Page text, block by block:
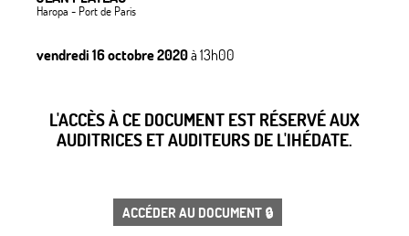
Haropa - Port de Paris
vendredi 16 octobre 2020à 13h00
L'ACCÈS À CE DOCUMENT EST RÉSERVÉ AUX
AUDITRICES ET AUDITEURS DE L'IHÉDATE.
ACCÉDER AU DOCUMENT 🔒